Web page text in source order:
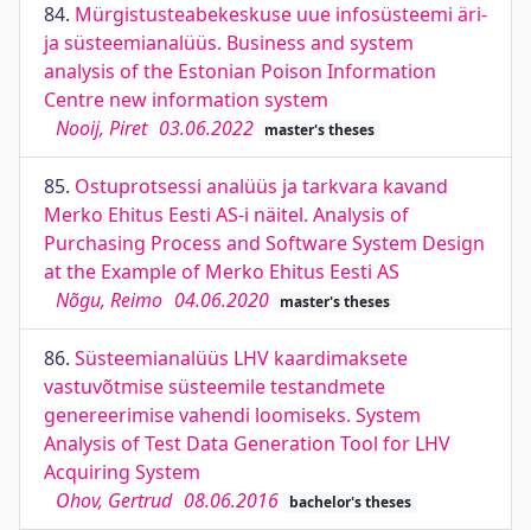
84. Mürgistusteabekeskuse uue infosüsteemi äri-
ja süsteemianalüüs. Business and system
analysis of the Estonian Poison Information
Centre new information system
Nooij, Piret 03.06.2022 master's theses
85. Ostuprotsessi analüüs ja tarkvara kavand
Merko Ehitus Eesti AS-i näitel. Analysis of
Purchasing Process and Software System Design
at the Example of Merko Ehitus Eesti AS
Nõgu, Reimo 04.06.2020 master's theses
86. Süsteemianalüüs LHV kaardimaksete
vastuvõtmise süsteemile testandmete
genereerimise vahendi loomiseks. System
Analysis of Test Data Generation Tool for LHV
Acquiring System
Ohov, Gertrud 08.06.2016 bachelor's theses